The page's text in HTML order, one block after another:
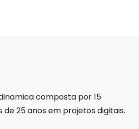
composta por 15
25 anos em projetos digitais.